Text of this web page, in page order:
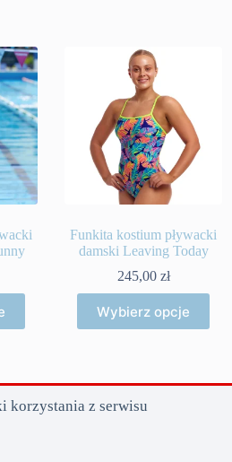
Funkita kostium pływacki
damski Leaving Today
245,00 zł
Wybierz opcje
produkt
ma
Opcje
wybrać
korzystania z serwisu